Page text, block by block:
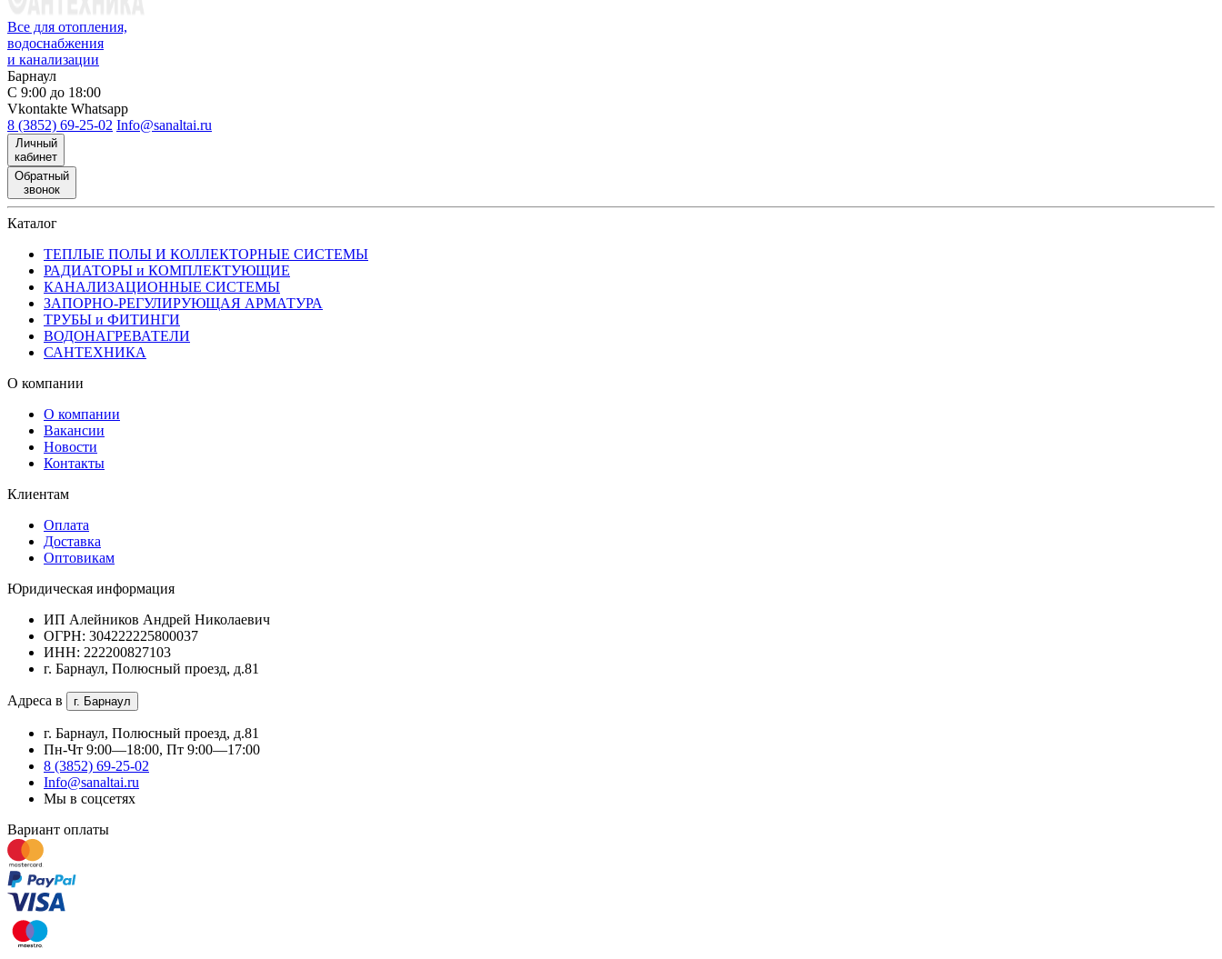
Все для отопления,
водоснабжения
и канализации
Барнаул
С 9:00 до 18:00
Vkontakte Whatsapp
8 (3852) 69-25-02 Info@sanaltai.ru
Личный
кабинет
Обратный
звонок
Каталог
ТЕПЛЫЕ ПОЛЫ И КОЛЛЕКТОРНЫЕ СИСТЕМЫ
РАДИАТОРЫ и КОМПЛЕКТУЮЩИЕ
КАНАЛИЗАЦИОННЫЕ СИСТЕМЫ
ЗАПОРНО-РЕГУЛИРУЮЩАЯ АРМАТУРА
ТРУБЫ и ФИТИНГИ
ВОДОНАГРЕВАТЕЛИ
САНТЕХНИКА
О компании
О компании
Вакансии
Новости
Контакты
Клиентам
Оплата
Доставка
Оптовикам
Юридическая информация
ИП Алейников Андрей Николаевич
ОГРН: 304222225800037
ИНН: 222200827103
г. Барнаул, Полюсный проезд, д.81
Адреса в г. Барнаул
г. Барнаул, Полюсный проезд, д.81
Пн-Чт 9:00—18:00, Пт 9:00—17:00
8 (3852) 69-25-02
Info@sanaltai.ru
Мы в соцсетях
Вариант оплаты